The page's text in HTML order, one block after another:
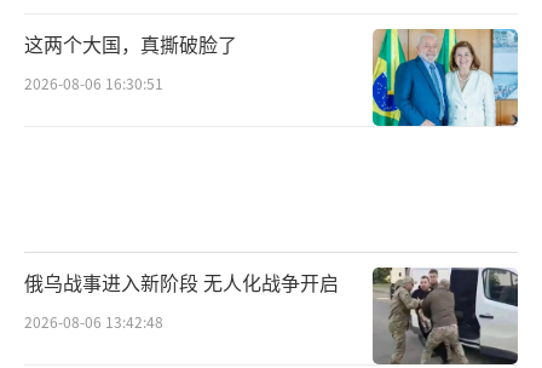
这两个大国，真撕破脸了
2026-08-06 16:30:51
俄乌战事进入新阶段 无人化战争开启
2026-08-06 13:42:48